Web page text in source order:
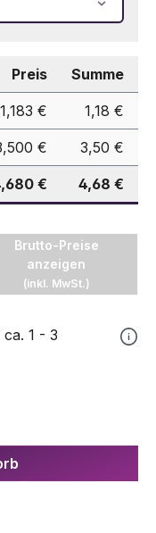
Preis Summe
1,183 € 1,18 €
€ 3,50 €
€ 4,68 €
Brutto-Preise
anzeigen
(inkl. MwSt.)
1 - 3